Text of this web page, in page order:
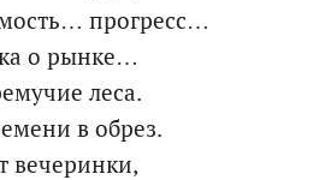
прогресс…
о рынке…
леса.
в обрез.
вечеринки,